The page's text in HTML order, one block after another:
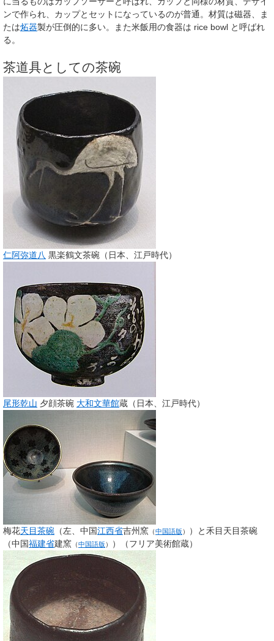
ンで作られ、カップとセットになっているのが普通。材質は磁器、ま
たは炻器製が圧倒的に多い。また米飯用の食器は rice bowl と呼ばれ
る。
茶道具としての茶碗
仁阿弥道八 黒楽鶴文茶碗（日本、江戸時代）
尾形乾山 夕顔茶碗 大和文華館蔵（日本、江戸時代）
梅花天目茶碗 （左、中国江西省吉州窯 （中国語版 ）
）と禾目天目茶碗
（中国福建省建窯 （中国語版 ） ）（フリア美術館蔵）